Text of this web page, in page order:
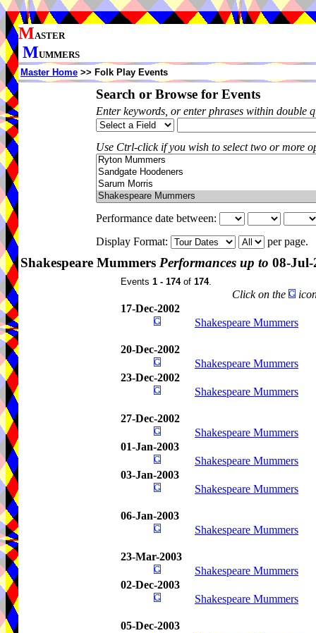
MASTER
MUMMERS
Master Home >> Folk Play Events
Search or Browse for Events
Enter keywords, or enter phrases within double
Use Ctrl-click if you wish to select two or more
Performance date between:
Display Format:
per page.
Shakespeare Mummers Performances up to 08-Jul-
Events 1 - 174of 174.
Click on the
17-Dec-2002
Shakespeare Mummers
20-Dec-2002
Shakespeare Mummers
23-Dec-2002
Shakespeare Mummers
27-Dec-2002
Shakespeare Mummers
01-Jan-2003
Shakespeare Mummers
03-Jan-2003
Shakespeare Mummers
06-Jan-2003
Shakespeare Mummers
23-Mar-2003
Shakespeare Mummers
02-Dec-2003
Shakespeare Mummers
05-Dec-2003